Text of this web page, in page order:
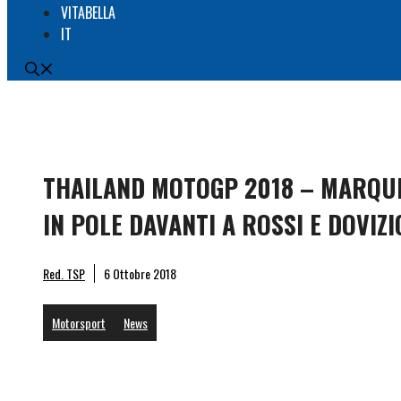
VITABELLA
IT
THAILAND MOTOGP 2018 –
IN POLE DAVANTI A ROSSI E
Red. TSP 6 Ottobre 2018
Motorsport News